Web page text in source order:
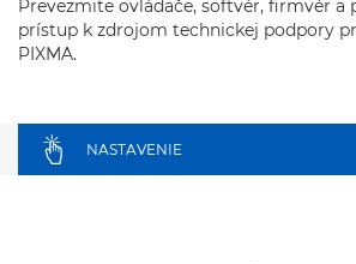
Prevezmite ovládače, softvér, firmvér a
prístup k zdrojom technickej podpory
PIXMA.
NASTAVENIE